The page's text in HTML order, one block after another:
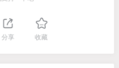
分享 收藏